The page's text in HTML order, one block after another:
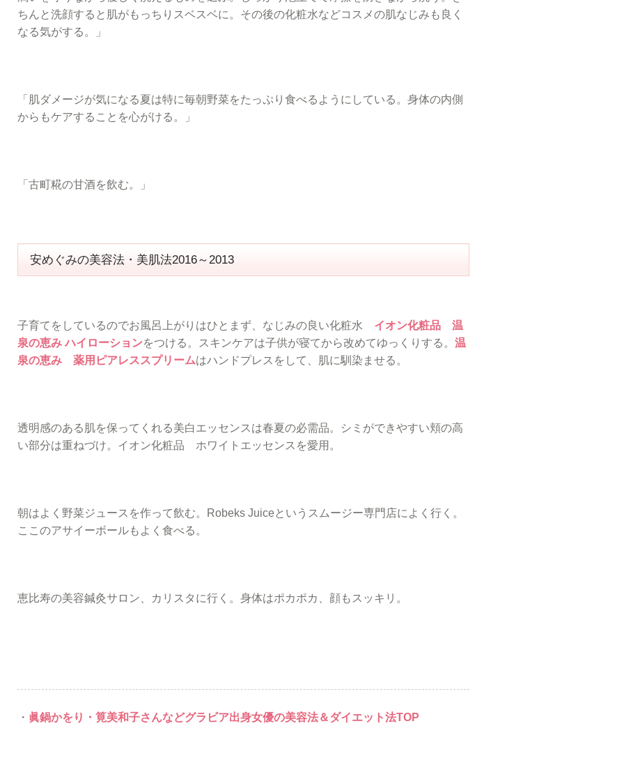
ちんと洗顔すると肌がもっちりスベスベに。その後の化粧水などコスメの肌なじみも良く
なる気がする。」
「肌ダメージが気になる夏は特に毎朝野菜をたっぷり食べるようにしている。身体の内側
からもケアすることを心がける。」
「古町糀の甘酒を飲む。」
安めぐみの美容法・美肌法2016～2013
子育てをしているのでお風呂上がりはひとまず、なじみの良い化粧水 イオン化粧品 温
泉の恵み ハイローションをつける。スキンケアは子供が寝てから改めてゆっくりする。 温
泉の恵み 薬用ピアレススプリームはハンドプレスをして、肌に馴染ませる。
透明感のある肌を保ってくれる美白エッセンスは春夏の必需品。シミができやすい頬の高
い部分は重ねづけ。イオン化粧品 ホワイトエッセンスを愛用。
朝はよく野菜ジュースを作って飲む。Robeks Juiceというスムージー専門店によく行く。
ここのアサイーボールもよく食べる。
恵比寿の美容鍼灸サロン、カリスタに行く。身体はポカポカ、顔もスッキリ。
・ 眞鍋かをり・筧美和子さんなどグラビア出身女優の美容法＆ダイエット法TOP